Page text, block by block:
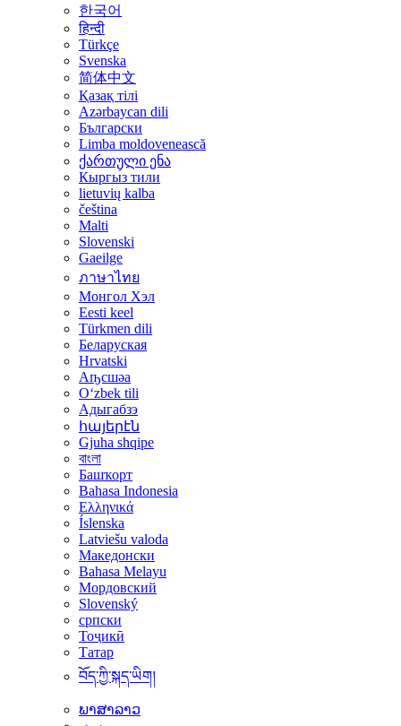
한국어
हिन्दी
Türkçe
Svenska
简体中文
Қазақ тілі
Azərbaycan dili
Български
Limba moldovenească
ქართული ენა
Кыргы́з тили
lietuvių kalba
čeština
Malti
Slovenski
Gaeilge
ภาษาไทย
Монгол Хэл
Eesti keel
Türkmen dili
Беларуская
Hrvatski
Аҧсшәа
Oʻzbek tili
Адыгабзэ
հայերէն
Gjuha shqipe
বাংলা
Башҡорт
Bahasa Indonesia
Ελληνικά
Íslenska
Latviešu valoda
Македонски
Bahasa Melayu
Мордовский
Slovenský
српски
Тоҷикӣ
Татар
བོད་ཀྱི་སྐད་ཡིག།
ພາສາລາວ